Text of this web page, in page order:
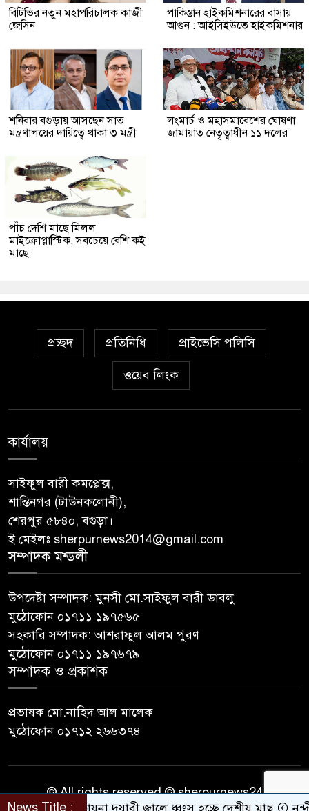
বিটিভির নতুন মহাপরিচালক কাজী
জেসিন
পাকিস্তান হাইকমিশনারের বাসায়
আগুন : আইসিইউতে হাইকমিশনার
শনিবার বগুড়ায় আসছেন সাত
মন্ত্রণালয়ের দায়িত্বে থাকা ৩ মন্ত্রী
লংমার্চ ও মহাসমাবেশের ঘোষণা
জামায়াত নেতৃত্বাধীন ১১ দলের
পাঁচ দেশি মাছে মিলল
মাইক্রোপ্লাস্টিক, সবচেয়ে বেশি কই
মাছে
প্রচ্ছদ প্রতিনিধি প্রাইভেসি পলিসি
ওয়েব লিংক
কার্যালয়
সাইফুল বারী কমপ্লেক্স,
শান্তিনগর (টাউনকলোনী),
শেরপুর ৫৮৪০, বগুড়া।
ই মেইলঃ sherpurnews2014@gmail.com
সম্পাদক মন্ডলী
উপদেষ্টা সম্পাদক: মুনসী মো.সাইফুল বারী ডাবলু
মুঠোফোন ০১৭১১ ১৯৭৫৬৫
সহকারি সম্পাদক: আশরাফুল আলম পুরণ
মুঠোফোন ০১৭১১ ১৯৭৬৭৯
সম্পাদক ও প্রকাশক
প্রভাষক মো.নাহিদ আল মালেক
মুঠোফোন ০১৭১২ ২৬৬৩৭৪
© All rights reserved © sherpurnews24
News Title :